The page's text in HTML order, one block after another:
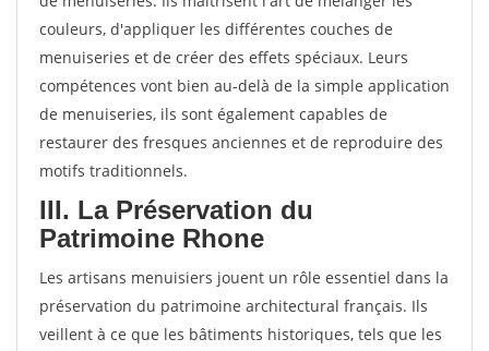
couleurs, d'appliquer les différentes couches de
menuiseries et de créer des effets spéciaux. Leurs
compétences vont bien au-delà de la simple application
de menuiseries, ils sont également capables de
restaurer des fresques anciennes et de reproduire des
motifs traditionnels.
III. La Préservation du
Patrimoine Rhone
Les artisans menuisiers jouent un rôle essentiel dans la
préservation du patrimoine architectural français. Ils
veillent à ce que les bâtiments historiques, tels que les